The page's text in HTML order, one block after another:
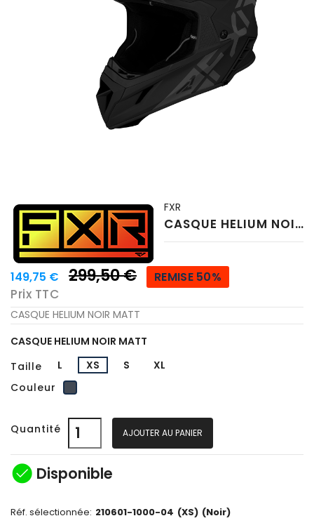
FXR
CASQUE HELIUM NOIR MATT
149,75 € 299,50 € REMISE 50%
Prix TTC
CASQUE HELIUM NOIR MATT
CASQUE HELIUM NOIR MATT
Taille
L XS S
XL
Couleur
Noir
Quantité AJOUTER AU PANIER
check_circle Disponible
Réf. sélectionnée: 210601-1000-04 (XS) (Noir)